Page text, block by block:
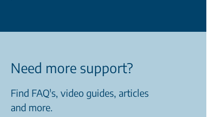
Need more support?
Find FAQ's, video guides, articles
and more.